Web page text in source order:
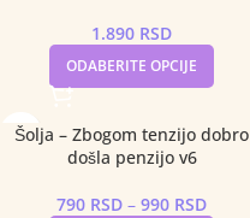
1.890 RSD
ODABERITE OPCIJE
Šolja – Zbogom tenzijo dobro
došla penzijo v6
790 RSD – 990 RSD